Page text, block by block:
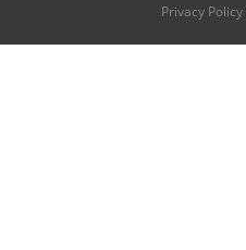
Privacy Policy